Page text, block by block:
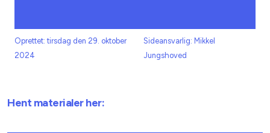
Oprettet: tirsdag den 29. oktober
2024
Sideansvarlig: Mikkel
Jungshoved
Hent materialer her: